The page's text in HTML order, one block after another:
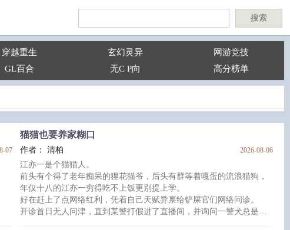
搜索
穿越重生 玄幻灵异
网游竞技
GL百合 无C P向 高分榜单
07
猫猫也要养家糊口
作者： 清柏 2026-08-06
江亦一是个猫猫人。
前头有个得了老年痴呆的狸花猫爷，后头有群等着嘎蛋的流浪猫狗，
年仅十八的江亦一穷得吃不上饭更别提上学。
好在赶上了点网络红利，凭着自己天赋异禀给铲屎官们网络问诊。
开诊首日无人问津，直到某警打假进了直播间，并询问一警犬总是呼